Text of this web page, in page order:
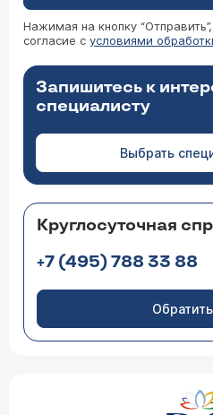
Нажимая на кнопку
согласие с условиями
Запишитесь к
специалисту
Выбрать
Круглосуточная
+7 (495) 788 33 88